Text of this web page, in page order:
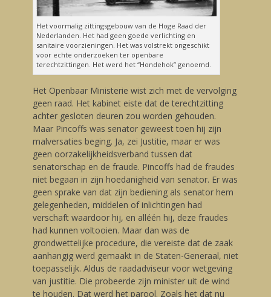
Het voormalig zittingsgebouw van de Hoge Raad der
Nederlanden. Het had geen goede verlichting en
sanitaire voorzieningen. Het was volstrekt ongeschikt
voor echte onderzoeken ter openbare
terechtzittingen. Het werd het “Hondehok” genoemd.
Het Openbaar Ministerie wist zich met de vervolging
geen raad. Het kabinet eiste dat de terechtzitting
achter gesloten deuren zou worden gehouden.
Maar Pincoffs was senator geweest toen hij zijn
malversaties beging. Ja, zei Justitie, maar er was
geen oorzakelijkheidsverband tussen dat
senatorschap en de fraude. Pincoffs had de fraudes
niet begaan in zijn hoedanigheid van senator. Er was
geen sprake van dat zijn bediening als senator hem
gelegenheden, middelen of inlichtingen had
verschaft waardoor hij, en alléén hij, deze fraudes
had kunnen voltooien. Maar dan was de
grondwettelijke procedure, die vereiste dat de zaak
aanhangig werd gemaakt in de Staten-Generaal, niet
toepasselijk. Aldus de raadadviseur voor wetgeving
van justitie. Die probeerde zijn minister uit de wind
te houden. Dat werd het parool. Zoals het dat nu